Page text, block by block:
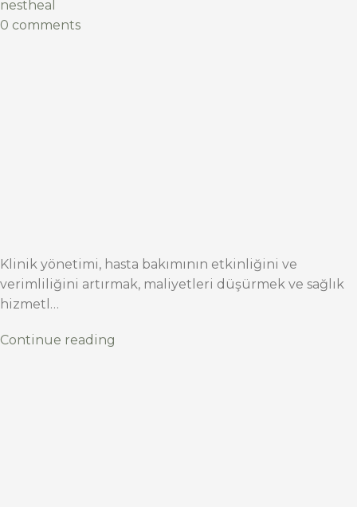
nestheal
0 comments
Klinik yönetimi, hasta bakımının etkinliğini ve
verimliliğini artırmak, maliyetleri düşürmek ve sağlık
hizmetl…
Continue reading